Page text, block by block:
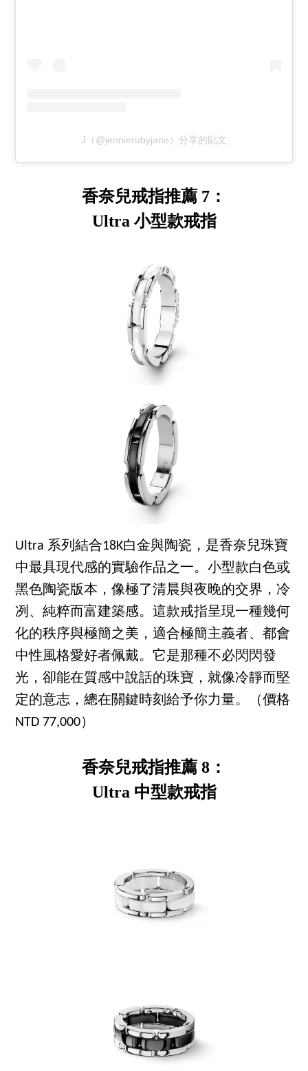
J（@jennierubyjane）分享的貼文
香奈兒戒指推薦 7：
Ultra 小型款戒指
Ultra 系列結合18K白金與陶瓷，是香奈兒珠寶
中最具現代感的實驗作品之一。小型款白色或
黑色陶瓷版本，像極了清晨與夜晚的交界，冷
冽、純粹而富建築感。這款戒指呈現一種幾何
化的秩序與極簡之美，適合極簡主義者、都會
中性風格愛好者佩戴。它是那種不必閃閃發
光，卻能在質感中說話的珠寶，就像冷靜而堅
定的意志，總在關鍵時刻給予你力量。（價格
NTD 77,000）
香奈兒戒指推薦 8：
Ultra 中型款戒指